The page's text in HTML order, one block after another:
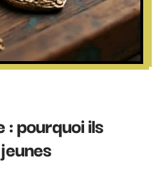
: pourquoi ils